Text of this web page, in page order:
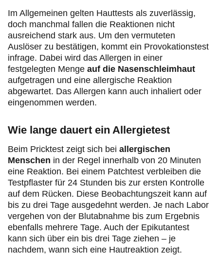
Im Allgemeinen gelten Hauttests als zuverlässig,
doch manchmal fallen die Reaktionen nicht
ausreichend stark aus. Um den vermuteten
Auslöser zu bestätigen, kommt ein Provokationstest
infrage. Dabei wird das Allergen in einer
festgelegten Menge auf die Nasenschleimhaut
aufgetragen und eine allergische Reaktion
abgewartet. Das Allergen kann auch inhaliert oder
eingenommen werden.
Wie lange dauert ein Allergietest
Beim Pricktest zeigt sich bei allergischen
Menschen in der Regel innerhalb von 20 Minuten
eine Reaktion. Bei einem Patchtest verbleiben die
Testpflaster für 24 Stunden bis zur ersten Kontrolle
auf dem Rücken. Diese Beobachtungszeit kann auf
bis zu drei Tage ausgedehnt werden. Je nach Labor
vergehen von der Blutabnahme bis zum Ergebnis
ebenfalls mehrere Tage. Auch der Epikutantest
kann sich über ein bis drei Tage ziehen – je
nachdem, wann sich eine Hautreaktion zeigt.